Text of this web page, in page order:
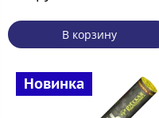
В корзину
Новинка